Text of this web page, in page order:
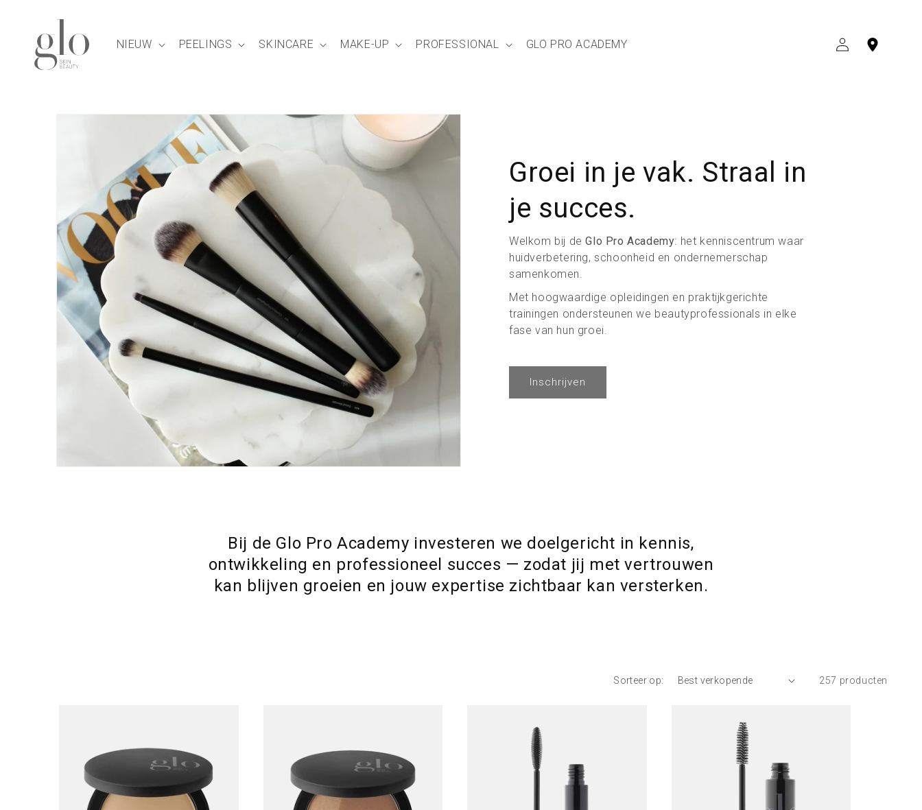
NIEUW PEELINGS SKINCARE MAKE-UP PROFESSIONAL GLO PRO ACADEMY INLOGGEN
Groei in je vak. Straal in
je succes.
Welkom bij deGlo Pro Academy: het kenniscentrum waar
huidverbetering, schoonheid en ondernemerschap
samenkomen.
Met hoogwaardige opleidingen en praktijkgerichte
trainingen ondersteunen we beautyprofessionals in elke
fase van hun groei.
Inschrijven
Bij de Glo Pro Academy investeren we doelgericht in kennis,
ontwikkeling en professioneel succes — zodat jij met vertrouwen
kan blijven groeien en jouw expertise zichtbaar kan versterken.
Sorteer op: 257 producten